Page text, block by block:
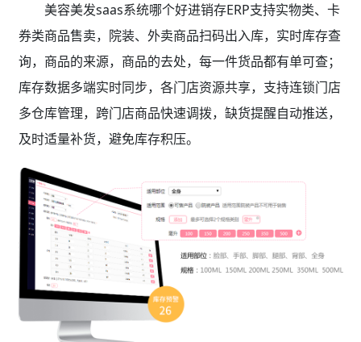
美容美发saas系统哪个好进销存ERP支持实物类、卡
券类商品售卖，院装、外卖商品扫码出入库，实时库存查
询，商品的来源，商品的去处，每一件货品都有单可查；
库存数据多端实时同步，各门店资源共享，支持连锁门店
多仓库管理，跨门店商品快速调拨，缺货提醒自动推送，
及时适量补货，避免库存积压。